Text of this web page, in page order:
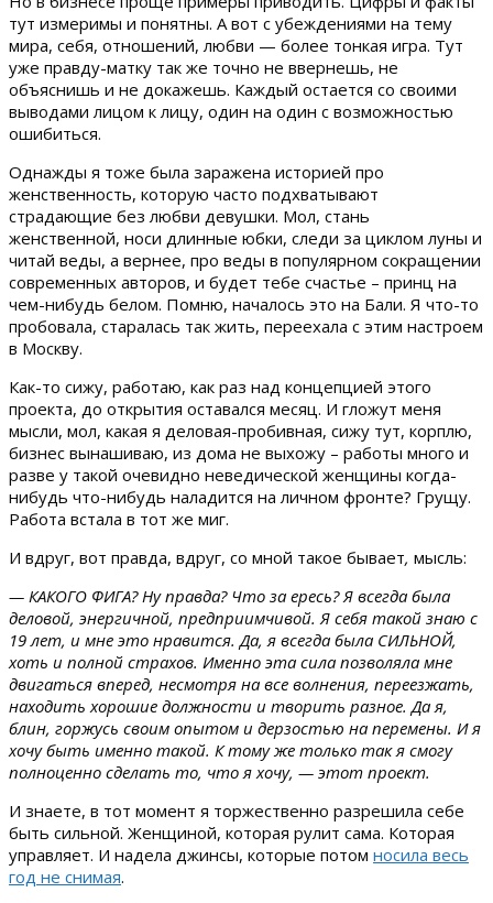
тут измеримы и понятны. А вот с убеждениями на тему
мира, себя, отношений, любви — более тонкая игра. Тут
уже правду-матку так же точно не ввернешь, не
объяснишь и не докажешь. Каждый остается со своими
выводами лицом к лицу, один на один с возможностью
ошибиться.
Однажды я тоже была заражена историей про
женственность, которую часто подхватывают
страдающие без любви девушки. Мол, стань
женственной, носи длинные юбки, следи за циклом луны и
читай веды, а вернее, про веды в популярном сокращении
современных авторов, и будет тебе счастье – принц на
чем-нибудь белом. Помню, началось это на Бали. Я что-то
пробовала, старалась так жить, переехала с этим настроем
в Москву.
Как-то сижу, работаю, как раз над концепцией этого
проекта, до открытия оставался месяц. И гложут меня
мысли, мол, какая я деловая-пробивная, сижу тут, корплю,
бизнес вынашиваю, из дома не выхожу – работы много и
разве у такой очевидно неведической женщины когда-
нибудь что-нибудь наладится на личном фронте? Грущу.
Работа встала в тот же миг.
И вдруг, вот правда, вдруг, со мной такое бывает, мысль:
— КАКОГО ФИГА? Ну правда? Что за ересь? Я всегда была
деловой, энергичной, предприимчивой. Я себя такой знаю с
19 лет, и мне это нравится. Да, я всегда была СИЛЬНОЙ,
хоть и полной страхов. Именно эта сила позволяла мне
двигаться вперед, несмотря на все волнения, переезжать,
находить хорошие должности и творить разное. Да я,
блин, горжусь своим опытом и дерзостью на перемены. И я
хочу быть именно такой. К тому же только так я смогу
полноценно сделать то, что я хочу, — этот проект.
И знаете, в тот момент я торжественно разрешила себе
быть сильной. Женщиной, которая рулит сама. Которая
управляет. И надела джинсы, которые потом носила весь
год не снимая.